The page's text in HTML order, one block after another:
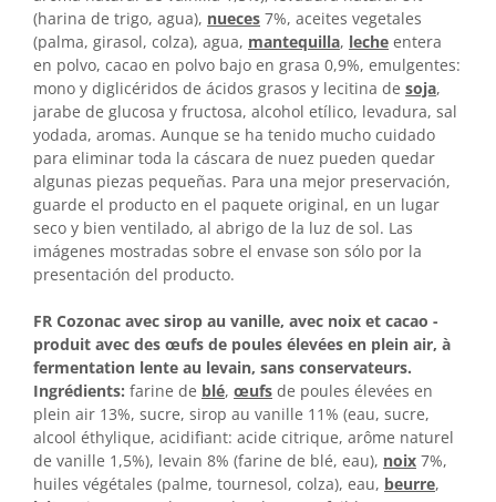
(harina de trigo, agua), nueces 7%, aceites vegetales
(palma, girasol, colza), agua, mantequilla, leche entera
en polvo, cacao en polvo bajo en grasa 0,9%, emulgentes:
mono y diglicéridos de ácidos grasos y lecitina de soja,
jarabe de glucosa y fructosa, alcohol etílico, levadura, sal
yodada, aromas. Aunque se ha tenido mucho cuidado
para eliminar toda la cáscara de nuez pueden quedar
algunas piezas pequeñas. Para una mejor preservación,
guarde el producto en el paquete original, en un lugar
seco y bien ventilado, al abrigo de la luz de sol. Las
imágenes mostradas sobre el envase son sólo por la
presentación del producto.
FR Cozonac avec sirop au vanille, avec noix et cacao -
produit avec des œufs de poules élevées en plein air, à
fermentation lente au levain, sans conservateurs.
Ingrédients: farine de blé, œufs de poules élevées en
plein air 13%, sucre, sirop au vanille 11% (eau, sucre,
alcool éthylique, acidifiant: acide citrique, arôme naturel
de vanille 1,5%), levain 8% (farine de blé, eau), noix 7%,
huiles végétales (palme, tournesol, colza), eau, beurre,